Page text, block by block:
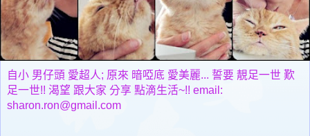
自小 男仔頭 愛超人; 原來 暗啞底 愛美麗... 誓要 靚足一世 歎
足一世!! 渴望 跟大家 分享 點滴生活~!! email:
sharon.ron@gmail.com